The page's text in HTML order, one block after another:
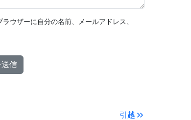
ウザーに自分の名前、メールアドレス、
引越